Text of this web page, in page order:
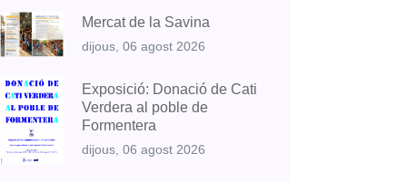
Mercat de la Savina
dijous, 06 agost 2026
Exposició: Donació de Cati
Verdera al poble de
Formentera
dijous, 06 agost 2026